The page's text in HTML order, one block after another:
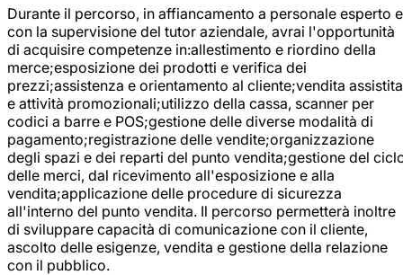
Durante il percorso, in affiancamento a personale esperto e
con la supervisione del tutor aziendale, avrai l'opportunità
di acquisire competenze in:allestimento e riordino della
merce;esposizione dei prodotti e verifica dei
prezzi;assistenza e orientamento al cliente;vendita assistita
e attività promozionali;utilizzo della cassa, scanner per
codici a barre e POS;gestione delle diverse modalità di
pagamento;registrazione delle vendite;organizzazione
degli spazi e dei reparti del punto vendita;gestione del
delle merci, dal ricevimento all'esposizione e alla
vendita;applicazione delle procedure di sicurezza
all'interno del punto vendita. Il percorso permetterà inoltre
di sviluppare capacità di comunicazione con il cliente,
ascolto delle esigenze, vendita e gestione della relazione
con il pubblico.